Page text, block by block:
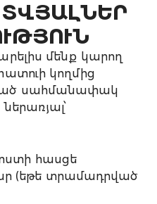
մենք կարող
կողմից
սահմանափակ
հասցե
(եթե տրամադրված